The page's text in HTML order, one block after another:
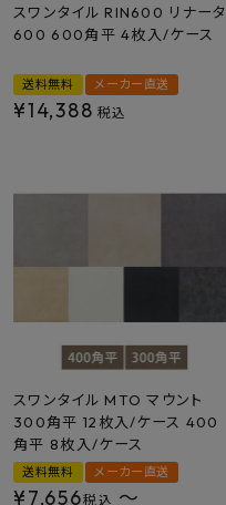
スワンタイル RIN600 リナータ
600 600角平 4枚入/ケース
送料無料 メーカー直送
¥14,388 税込
スワンタイル MTO マウント
300角平 12枚入/ケース 400
角平 8枚入/ケース
送料無料 メーカー直送
¥7,656税込 〜